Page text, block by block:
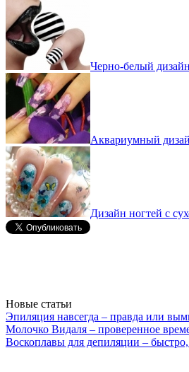
Черно-белый
Аквариумный
Дизайн ногтей с
Новые статьи
Эпиляция навсегда – правда или
Молочко Видаля – проверенное
Воскоплавы для депиляции –